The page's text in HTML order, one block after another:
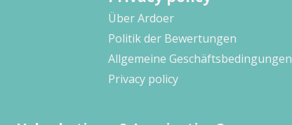
Über Ardoer
Politik der Bewertungen
Allgemeine Geschäftsbedingungen
Privacy policy